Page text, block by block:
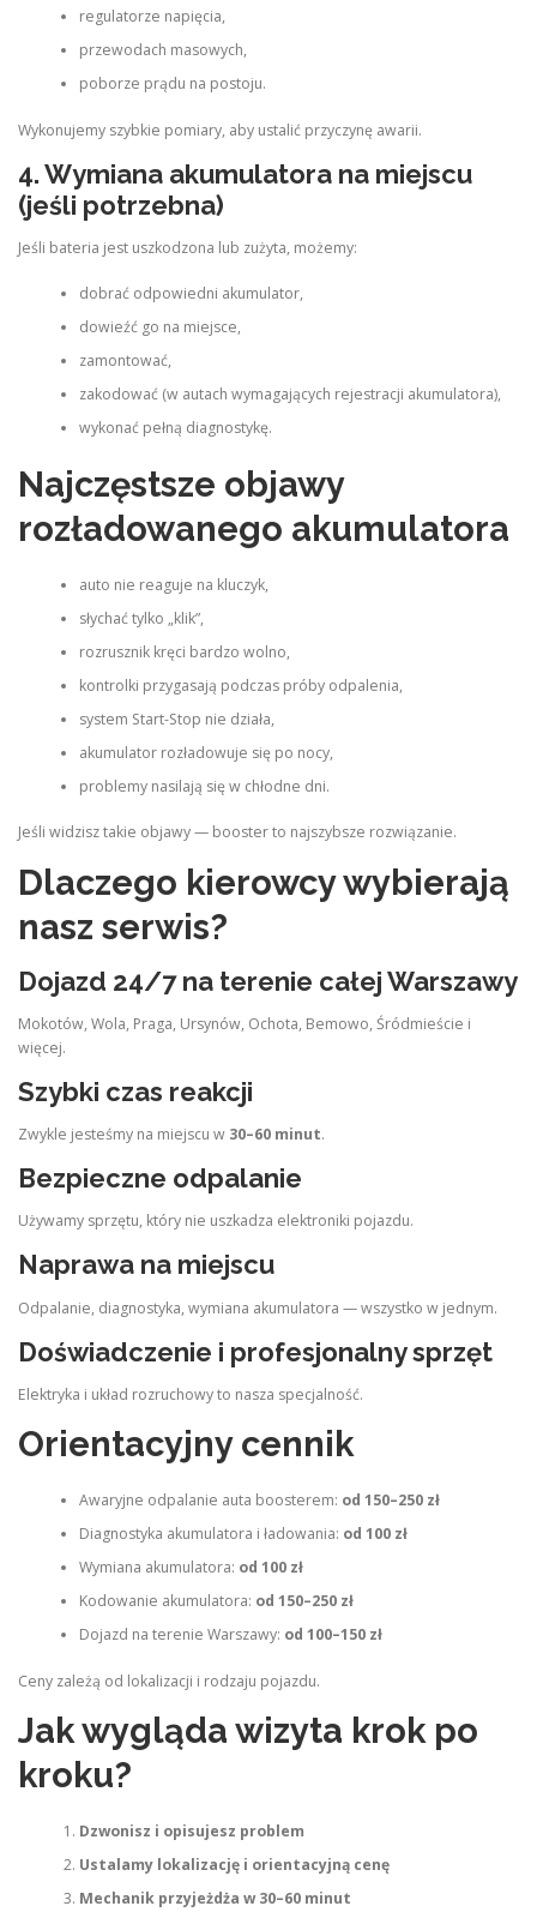
regulatorze napięcia,
przewodach masowych,
poborze prądu na postoju.
Wykonujemy szybkie pomiary, aby ustalić przyczynę awarii.
4. Wymiana akumulatora na miejscu
(jeśli potrzebna)
Jeśli bateria jest uszkodzona lub zużyta, możemy:
dobrać odpowiedni akumulator,
dowieźć go na miejsce,
zamontować,
zakodować (w autach wymagających rejestracji akumulatora),
wykonać pełną diagnostykę.
Najczęstsze objawy
rozładowanego akumulatora
auto nie reaguje na kluczyk,
słychać tylko „klik”,
rozrusznik kręci bardzo wolno,
kontrolki przygasają podczas próby odpalenia,
system Start-Stop nie działa,
akumulator rozładowuje się po nocy,
problemy nasilają się w chłodne dni.
Jeśli widzisz takie objawy — booster to najszybsze rozwiązanie.
Dlaczego kierowcy wybierają
nasz serwis?
Dojazd 24/7 na terenie całej Warszawy
Mokotów, Wola, Praga, Ursynów, Ochota, Bemowo, Śródmieście i
więcej.
Szybki czas reakcji
Zwykle jesteśmy na miejscu w 30–60 minut.
Bezpieczne odpalanie
Używamy sprzętu, który nie uszkadza elektroniki pojazdu.
Naprawa na miejscu
Odpalanie, diagnostyka, wymiana akumulatora — wszystko w jednym.
Doświadczenie i profesjonalny sprzęt
Elektryka i układ rozruchowy to nasza specjalność.
Orientacyjny cennik
Awaryjne odpalanie auta boosterem: od 150–250 zł
Diagnostyka akumulatora i ładowania: od 100 zł
Wymiana akumulatora: od 100 zł
Kodowanie akumulatora: od 150–250 zł
Dojazd na terenie Warszawy: od 100–150 zł
Ceny zależą od lokalizacji i rodzaju pojazdu.
Jak wygląda wizyta krok po
kroku?
Dzwonisz i opisujesz problem
Ustalamy lokalizację i orientacyjną cenę
Mechanik przyjeżdża w 30–60 minut